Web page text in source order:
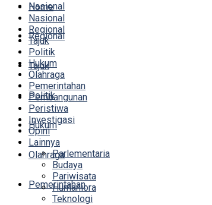
Nasional
Regional
Tajuk
Politik
Hukum
Olahraga
Pemerintahan
Home
Nasional
Regional
Tajuk
Politik
Hukum
Olahraga
Pemerintahan
Pembangunan
Peristiwa
Investigasi
Opini
Lainnya
Parlementaria
Budaya
Pariwisata
Humaniora
Teknologi